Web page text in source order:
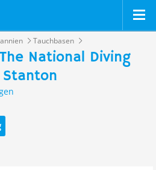
Tauchbasen
National Diving